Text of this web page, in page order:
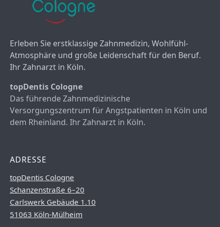
Erleben Sie erstklassige Zahnmedizin, Wohlfühl-
Atmosphäre und große Leidenschaft für den Beruf.
Ihr Zahnarzt in Köln.
topDentis Cologne
Das führende Zahnmedizinische
Versorgungszentrum für Angstpatienten in Köln und
dem Rheinland. Ihr Zahnarzt in Köln.
ADRESSE
topDentis Cologne
Schanzenstraße 6–20
Carlswerk Gebäude 1.10
51063 Köln-Mülheim